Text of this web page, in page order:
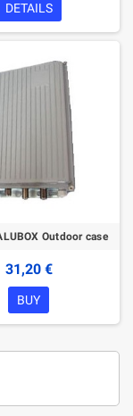
DETAILS
Outdoor case
31,20 €
BUY